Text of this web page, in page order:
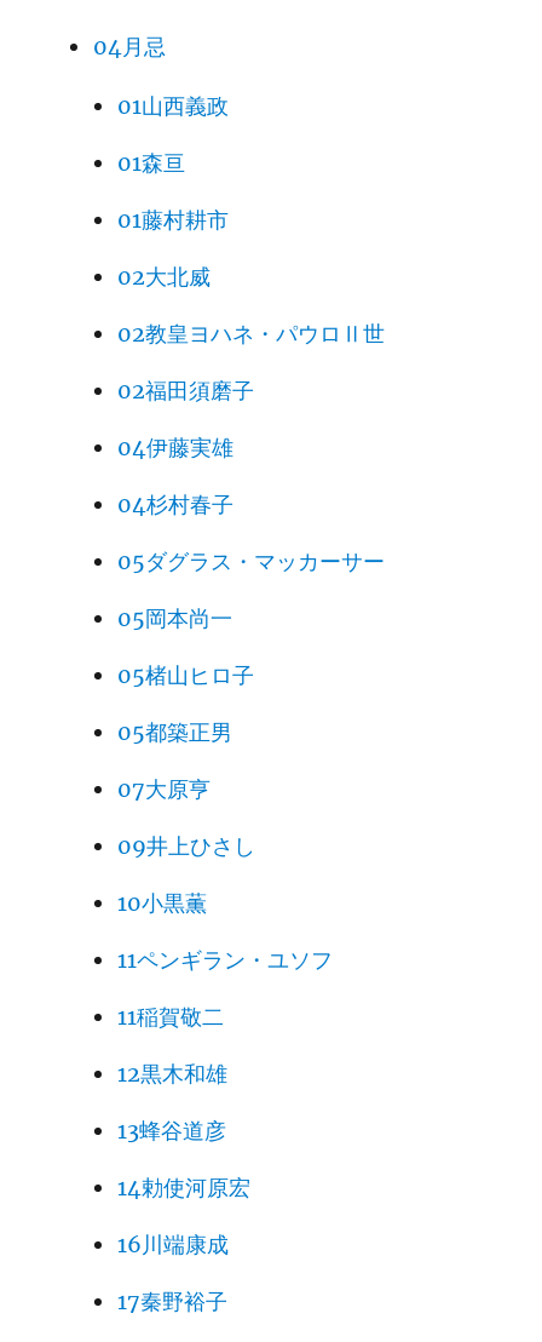
04月忌
01山西義政
01森亘
01藤村耕市
02大北威
02教皇ヨハネ・パウロⅡ世
02福田須磨子
04伊藤実雄
04杉村春子
05ダグラス・マッカーサー
05岡本尚一
05楮山ヒロ子
05都築正男
07大原亨
09井上ひさし
10小黒薫
11ペンギラン・ユソフ
11稲賀敬二
12黒木和雄
13蜂谷道彦
14勅使河原宏
16川端康成
17秦野裕子